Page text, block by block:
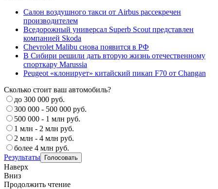
Салон воздушного такси от Airbus рассекречен
производителем
Вседорожный универсал Superb Scout представлен
компанией Skoda
Chevrolet Malibu снова появится в РФ
В Сибири решили дать вторую жизнь отечественному
спорткару Marussia
Peugeot «клонирует» китайский пикап F70 от Changan
Сколько стоит ваш автомобиль?
до 300 000 руб.
300 000 - 500 000 руб.
500 000 - 1 млн руб.
1 млн - 2 млн руб.
2 млн - 4 млн руб.
более 4 млн руб.
Результаты
Наверх
Вниз
Продолжить чтение